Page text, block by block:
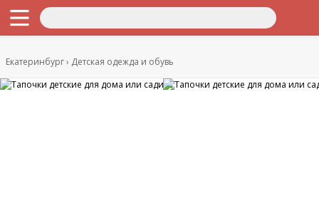
Екатеринбург Детская одежда и обувь